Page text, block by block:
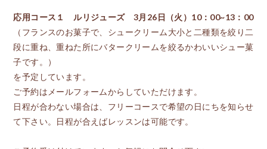
応用コース１ ルリジューズ 3月26日（火）10：00~13：00
（フランスのお菓子で、シュークリーム大小と二種類を絞り二
段に重ね、重ねた所にバタークリームを絞るかわいいシュー菓
子です。）
を予定しています。
ご予約はメールフォームからしていただけます。
日程が合わない場合は、フリーコースで希望の日にちを知らせ
て下さい。日程が合えばレッスンは可能です。